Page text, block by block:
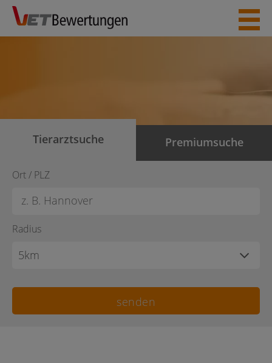
Skip
content
Tierarztsuche Premiumsuche
Ort / PLZ
Radius